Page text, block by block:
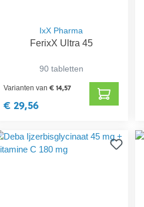
IxX Pharma
FerixX Ultra 45
90 tabletten
Varianten van€ 14,57
€ 29,56